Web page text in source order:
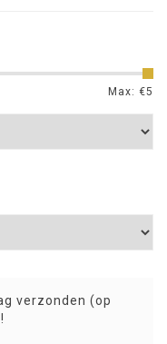
Max: €5
verzonden (op